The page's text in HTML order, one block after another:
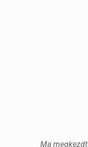
Ma